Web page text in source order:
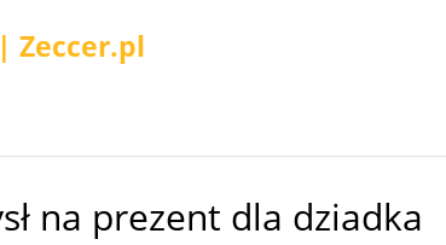
Zeccer.pl
na prezent dla dziadka